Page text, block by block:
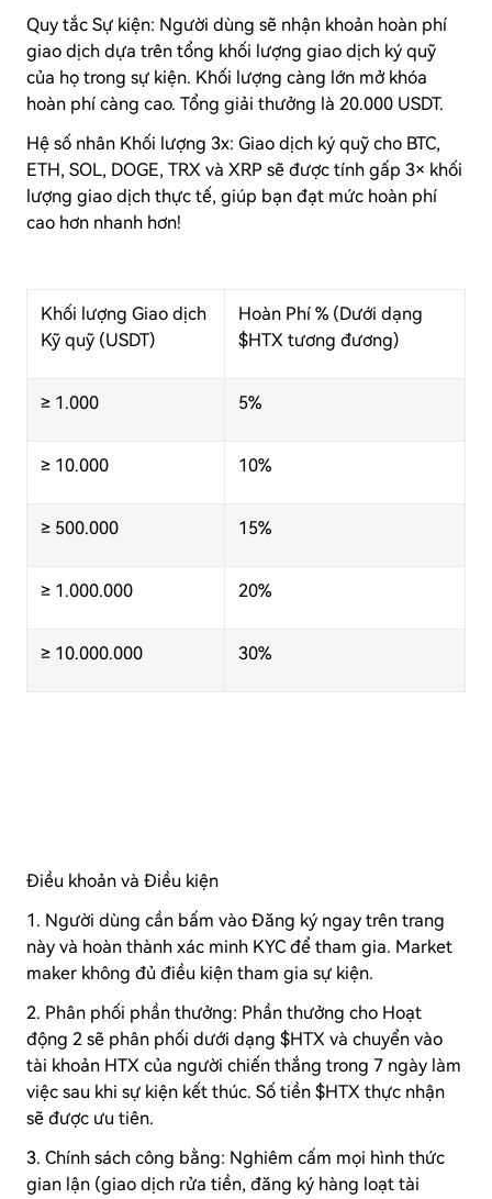
Quy tắc Sự kiện: Người dùng sẽ nhận khoản hoàn phí
giao dịch dựa trên tổng khối lượng giao dịch ký quỹ
của họ trong sự kiện. Khối lượng càng lớn mở khóa
hoàn phí càng cao. Tổng giải thưởng là 20.000 USDT.
Hệ số nhân Khối lượng 3x: Giao dịch ký quỹ cho BTC,
ETH, SOL, DOGE, TRX và XRP sẽ được tính gấp 3× khối
lượng giao dịch thực tế, giúp bạn đạt mức hoàn phí
cao hơn nhanh hơn!
Khối lượng Giao dịch
Kỹ quỹ (USDT)
Hoàn Phí % (Dưới dạng
$HTX tương đương)
≥ 1.000 5%
≥ 10.000 10%
≥ 500.000 15%
≥ 1.000.000 20%
≥ 10.000.000 30%
Điều khoản và Điều kiện
1. Người dùng cần bấm vào Đăng ký ngay trên trang
này và hoàn thành xác minh KYC để tham gia. Market
maker không đủ điều kiện tham gia sự kiện.
2. Phân phối phần thưởng: Phần thưởng cho Hoạt
động 2 sẽ phân phối dưới dạng $HTX và chuyển vào
tài khoản HTX của người chiến thắng trong 7 ngày làm
việc sau khi sự kiện kết thúc. Số tiền $HTX thực nhận
sẽ được ưu tiên.
3. Chính sách công bằng: Nghiêm cấm mọi hình thức
gian lận (giao dịch rửa tiền, đăng ký hàng loạt tài